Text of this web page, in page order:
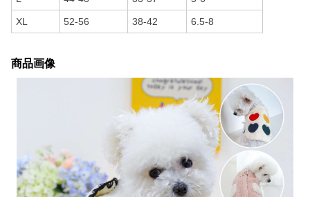
XL 52-56 38-42 6.5-8
商品画像